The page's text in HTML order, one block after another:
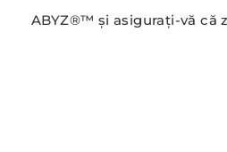
ABYZ®™ și asigurați-vă că